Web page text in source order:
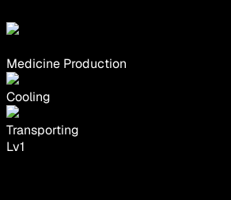
Medicine Production
Cooling
Transporting
Lv1